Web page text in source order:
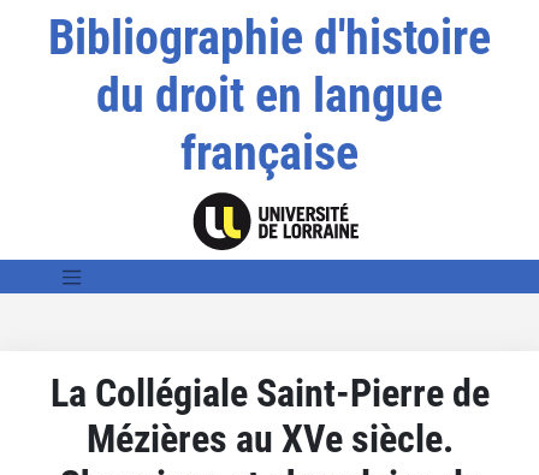
Bibliographie d'histoire
du droit en langue
française
La Collégiale Saint-Pierre de
Mézières au XVe siècle.